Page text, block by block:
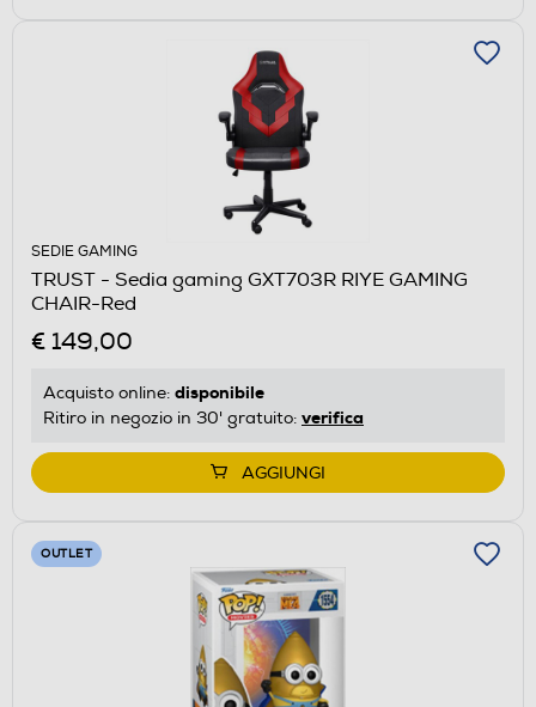
SEDIE GAMING
TRUST - Sedia gaming GXT703R RIYE GAMING
CHAIR-Red
€ 149,00
Acquisto online: disponibile
Ritiro in negozio in 30' gratuito: verifica
AGGIUNGI
OUTLET